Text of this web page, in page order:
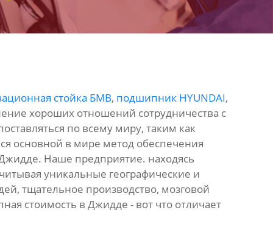
стойка БМВ, подшипник HYUNDAI,
хороших отношений сотрудничества с
по всему миру, таким как
основной в мире метод обеспечения
Наше предприятие. находясь
уникальные географические и
тщательное производство, мозговой
стоимость в Джидде - вот что отличает